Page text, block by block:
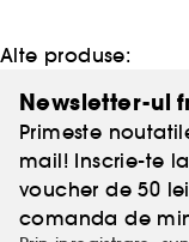
Alte produse:
Newsletter-ul
Primeste
mail! Inscrie-te
voucher de 50
comanda de